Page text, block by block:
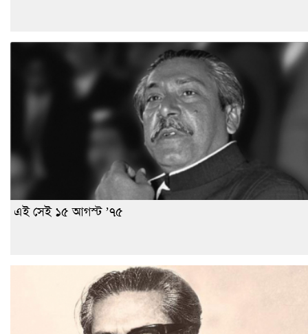
এই সেই ১৫ আগস্ট ’৭৫